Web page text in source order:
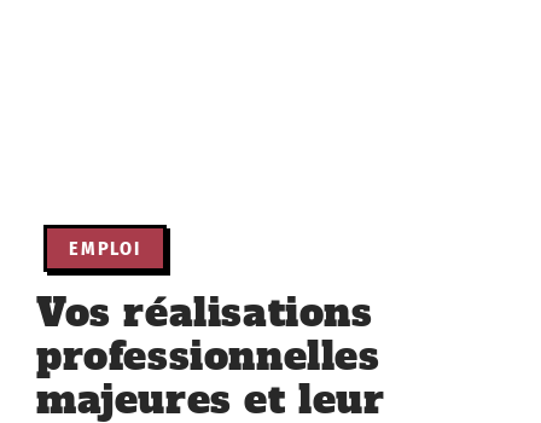
EMPLOI
Vos réalisations
professionnelles
majeures et leur